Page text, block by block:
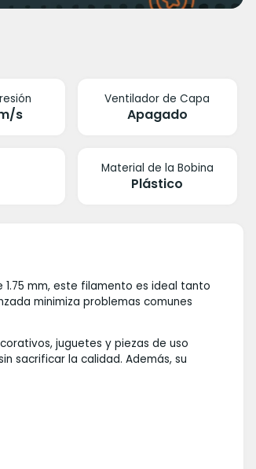
s
Ventilador de Capa
Apagado
Material de la Bobina
Plástico
mm, este filamento es ideal tanto
minimiza problemas comunes
juguetes y piezas de uso
sacrificar la calidad. Además, su